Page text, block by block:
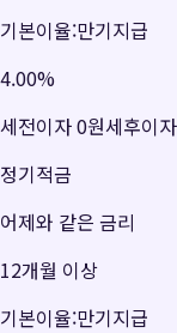
기본이율:만기지급
4.00%
세전이자0원세후이자
정기적금
어제와 같은 금리
12개월 이상
기본이율:만기지급